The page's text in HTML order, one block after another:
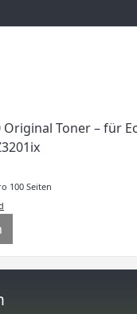
Original Toner – für
100 Seiten